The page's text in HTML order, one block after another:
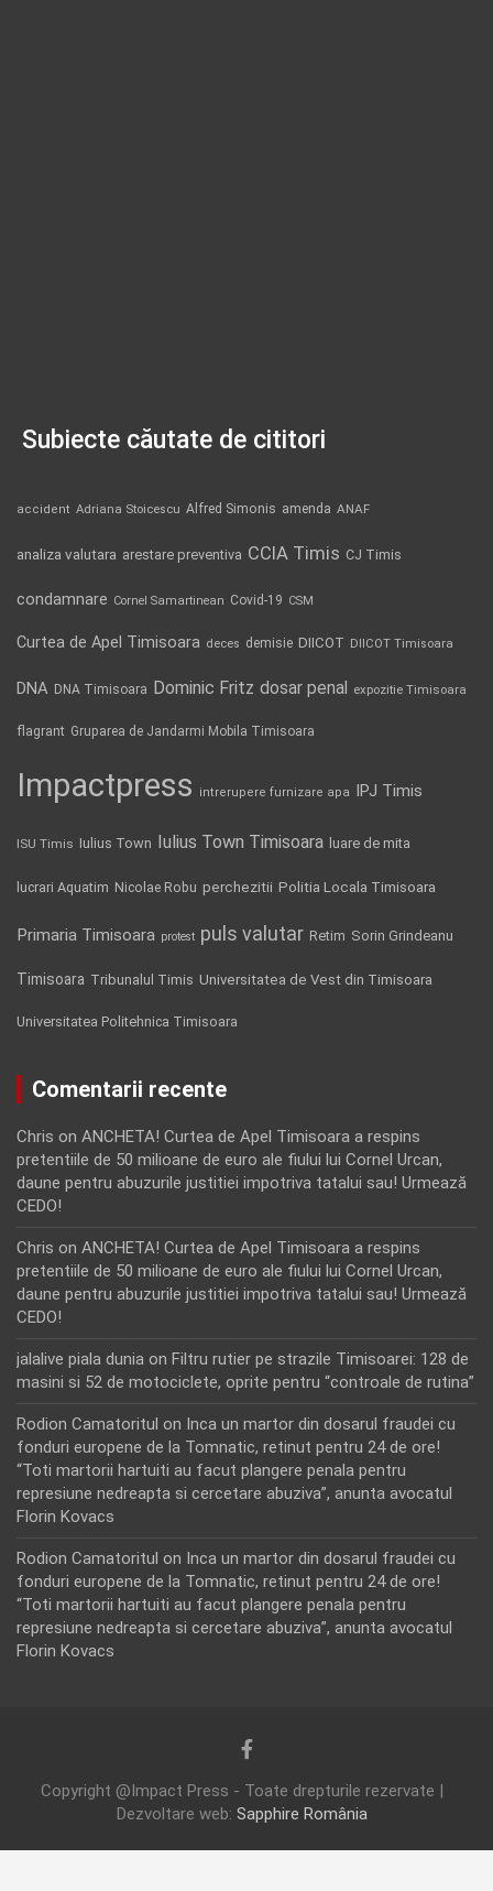
Subiecte căutate de cititori
accident Adriana Stoicescu Alfred Simonis amenda ANAF
analiza valutara arestare preventiva CCIA Timis CJ Timis
condamnare Cornel Samartinean Covid-19 CSM
Curtea de Apel Timisoara deces demisie DIICOT DIICOT Timisoara
DNA DNA Timisoara Dominic Fritz dosar penal expozitie Timisoara
flagrant Gruparea de Jandarmi Mobila Timisoara
Impactpress intrerupere furnizare apa IPJ Timis
ISU Timis Iulius Town Iulius Town Timisoara luare de mita
lucrari Aquatim Nicolae Robu perchezitii Politia Locala Timisoara
Primaria Timisoara protest puls valutar Retim Sorin Grindeanu
Timisoara Tribunalul Timis Universitatea de Vest din Timisoara
Universitatea Politehnica Timisoara
Comentarii recente
Chris on ANCHETA! Curtea de Apel Timisoara a respins
pretentiile de 50 milioane de euro ale fiului lui Cornel Urcan,
daune pentru abuzurile justitiei impotriva tatalui sau! Urmează
CEDO!
Chris on ANCHETA! Curtea de Apel Timisoara a respins
pretentiile de 50 milioane de euro ale fiului lui Cornel Urcan,
daune pentru abuzurile justitiei impotriva tatalui sau! Urmează
CEDO!
jalalive piala dunia on Filtru rutier pe strazile Timisoarei: 128 de
masini si 52 de motociclete, oprite pentru “controale de rutina”
Rodion Camatoritul on Inca un martor din dosarul fraudei cu
fonduri europene de la Tomnatic, retinut pentru 24 de ore!
“Toti martorii hartuiti au facut plangere penala pentru
represiune nedreapta si cercetare abuziva”, anunta avocatul
Florin Kovacs
Rodion Camatoritul on Inca un martor din dosarul fraudei cu
fonduri europene de la Tomnatic, retinut pentru 24 de ore!
“Toti martorii hartuiti au facut plangere penala pentru
represiune nedreapta si cercetare abuziva”, anunta avocatul
Florin Kovacs
Copyright @Impact Press - Toate drepturile rezervate |
Dezvoltare web: Sapphire România